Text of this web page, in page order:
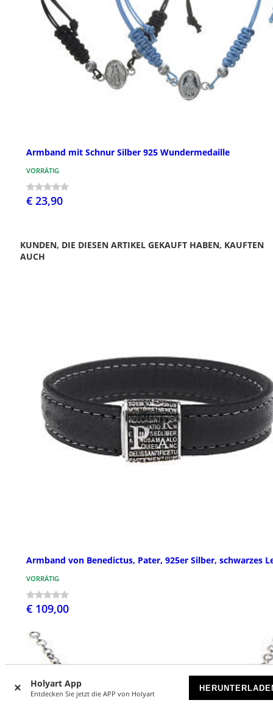
Holyart App
Entdecken Sie jetzt die APP von Holyart
Armband mit Schnur Silber 925 Wundermedaille
VORRÄTIG
€ 23,90
KUNDEN, DIE DIESEN ARTIKEL GEKAUFT HABEN, KAUFTEN
AUCH
Armband von Benedictus, Pater, 925er Silber, schwarzes
VORRÄTIG
€ 109,00